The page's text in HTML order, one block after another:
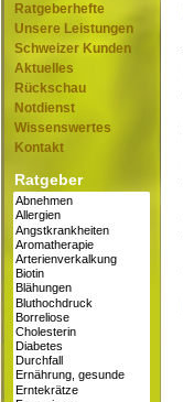
Ratgeberhefte
Unsere Leistungen
Schweizer Kunden
Aktuelles
Rückschau
Notdienst
Wissenswertes
Kontakt
Ratgeber